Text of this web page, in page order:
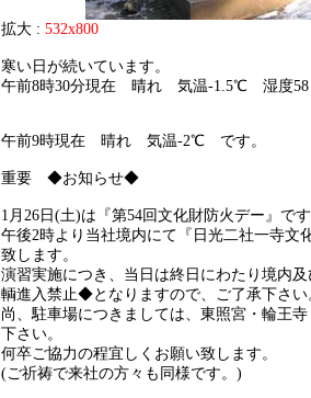
拡大 : 532x800
寒い日が続いています。
午前8時30分現在 晴れ 気温-1.5℃ 湿度
午前9時現在 晴れ 気温-2℃ です。
重要 ◆お知らせ◆
1月26日(土)は『第54回文化財防火デー』で
午後2時より当社境内にて『日光二社一寺文
致します。
演習実施につき、当日は終日にわたり境内
輌進入禁止◆となりますので、ご了承下さい
尚、駐車場につきましては、東照宮・輪王
下さい。
何卒ご協力の程宜しくお願い致します。
(ご祈祷で来社の方々も同様です。)